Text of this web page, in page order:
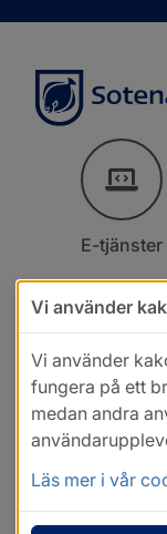
E-tjänster
Vi använder
Vi använder
fungera på ett
medan andra
Läs mer i vår